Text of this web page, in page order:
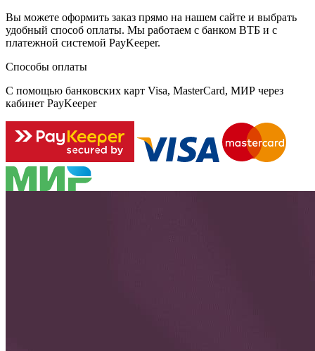
Вы можете оформить заказ прямо на нашем сайте и выбрать
удобный способ оплаты. Мы работаем с банком ВТБ и с
платежной системой PayKeeper.
Способы оплаты
С помощью банковских карт Visa, MasterCard, МИР через
кабинет PayKeeper